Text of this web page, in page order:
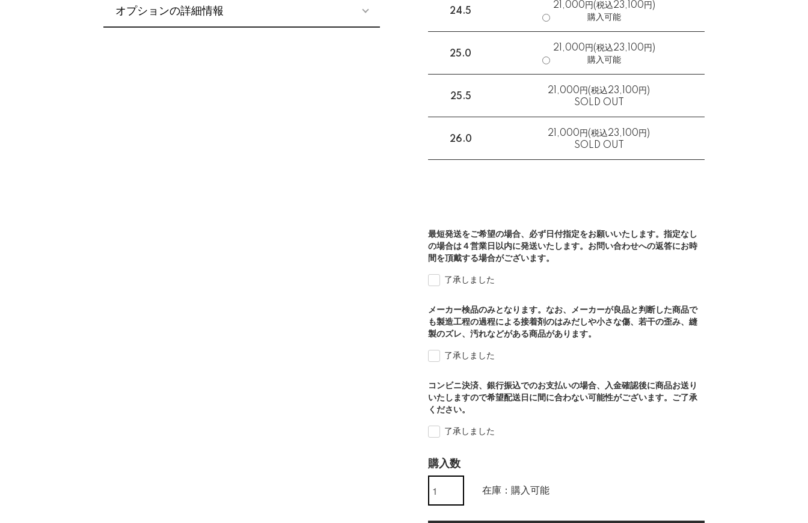
オプションの詳細情報 24.5
21,000円(税込23,100円)
購入可能
25.0
21,000円(税込23,100円)
購入可能
25.5
21,000円(税込23,100円)
SOLD OUT
26.0
21,000円(税込23,100円)
SOLD OUT
最短発送をご希望の場合、必ず日付指定をお願いいたします。指定なし
の場合は４営業日以内に発送いたします。お問い合わせへの返答にお時
間を頂戴する場合がございます。
了承しました
メーカー検品のみとなります。なお、メーカーが良品と判断した商品で
も製造工程の過程による接着剤のはみだしや小さな傷、若干の歪み、縫
製のズレ、汚れなどがある商品があります。
了承しました
コンビニ決済、銀行振込でのお支払いの場合、入金確認後に商品お送り
いたしますので希望配送日に間に合わない可能性がございます。ご了承
ください。
了承しました
購入数
在庫：購入可能